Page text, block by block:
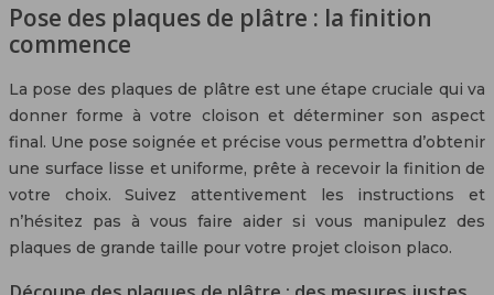
Pose des plaques de plâtre : la finition
commence
La pose des plaques de plâtre est une étape cruciale qui va
donner forme à votre cloison et déterminer son aspect
final. Une pose soignée et précise vous permettra d’obtenir
une surface lisse et uniforme, prête à recevoir la finition de
votre choix. Suivez attentivement les instructions et
n’hésitez pas à vous faire aider si vous manipulez des
plaques de grande taille pour votre projet cloison placo.